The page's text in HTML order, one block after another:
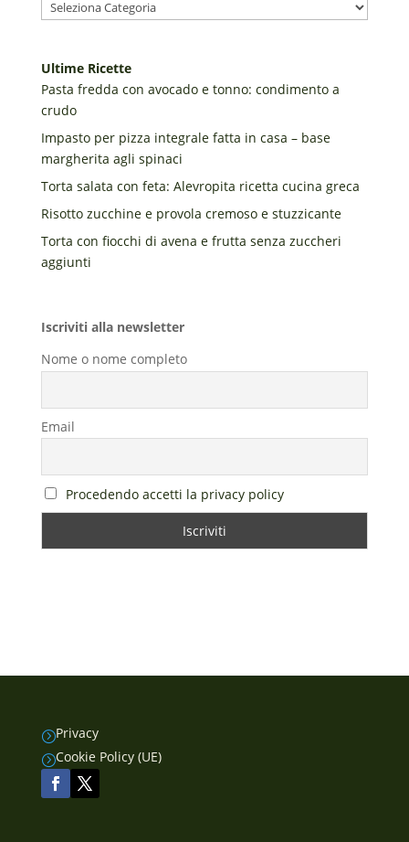
Ultime Ricette
Pasta fredda con avocado e tonno: condimento a
crudo
Impasto per pizza integrale fatta in casa – base
margherita agli spinaci
Torta salata con feta: Alevropita ricetta cucina greca
Risotto zucchine e provola cremoso e stuzzicante
Torta con fiocchi di avena e frutta senza zuccheri
aggiunti
Iscriviti alla newsletter
Nome o nome completo
Email
Procedendo accetti la privacy policy
=Privacy
=Cookie Policy (UE)